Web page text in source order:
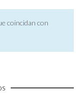
coincidan con